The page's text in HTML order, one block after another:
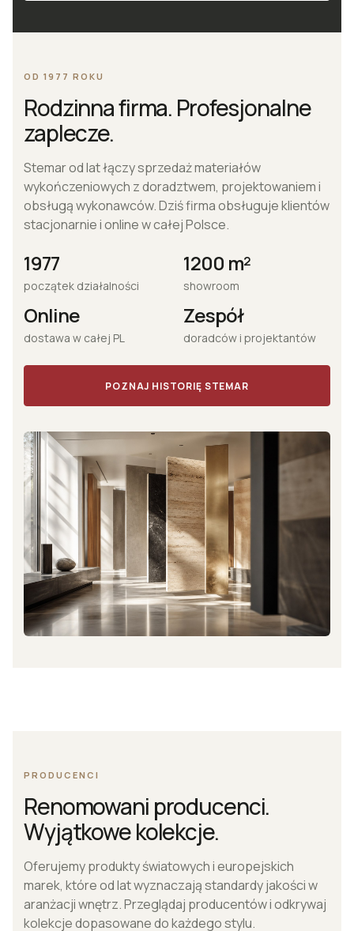
OD 1977 ROKU
Rodzinna firma. Profesjonalne
zaplecze.
Stemar od lat łączy sprzedaż materiałów
wykończeniowych z doradztwem, projektowaniem i
obsługą wykonawców. Dziś firma obsługuje klientów
stacjonarnie i online w całej Polsce.
1977
początek działalności
1200 m²
showroom
Online
dostawa w całej PL
Zespół
doradców i projektantów
POZNAJ HISTORIĘ STEMAR
PRODUCENCI
Renomowani producenci.
Wyjątkowe kolekcje.
Oferujemy produkty światowych i europejskich
marek, które od lat wyznaczają standardy jakości w
aranżacji wnętrz. Przeglądaj producentów i odkrywaj
kolekcje dopasowane do każdego stylu.